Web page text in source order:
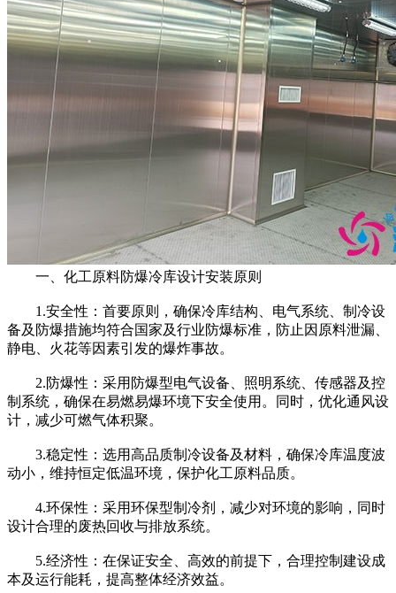
一、化工原料防爆冷库设计安装原则
1.安全性：首要原则，确保冷库结构、电气系统、制冷设
备及防爆措施均符合国家及行业防爆标准，防止因原料泄漏、
静电、火花等因素引发的爆炸事故。
2.防爆性：采用防爆型电气设备、照明系统、传感器及控
制系统，确保在易燃易爆环境下安全使用。同时，优化通风设
计，减少可燃气体积聚。
3.稳定性：选用高品质制冷设备及材料，确保冷库温度波
动小，维持恒定低温环境，保护化工原料品质。
4.环保性：采用环保型制冷剂，减少对环境的影响，同时
设计合理的废热回收与排放系统。
5.经济性：在保证安全、高效的前提下，合理控制建设成
本及运行能耗，提高整体经济效益。